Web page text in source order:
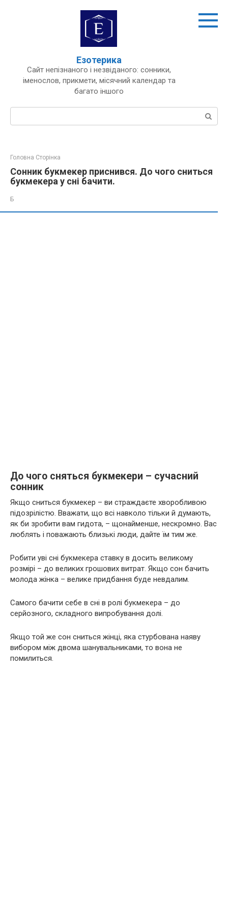
Езотерика
Сайт непізнаного і незвіданого: сонники,
іменослов, прикмети, місячний календар та
багато іншого
Пошук:
Головна Сторінка
Сонник букмекер приснився. До чого сниться
букмекера у сні бачити.
Б
До чого сняться букмекери – сучасний
сонник
Якщо сниться букмекер – ви страждаєте хворобливою
підозрілістю. Вважати, що всі навколо тільки й думають,
як би зробити вам гидота, – щонайменше, нескромно. Вас
люблять і поважають близькі люди, дайте їм тим же.
Робити уві сні букмекера ставку в досить великому
розмірі – до великих грошових витрат. Якщо сон бачить
молода жінка – велике придбання буде невдалим.
Самого бачити себе в сні в ролі букмекера – до
серйозного, складного випробування долі.
Якщо той же сон сниться жінці, яка стурбована наяву
вибором між двома шанувальниками, то вона не
помилиться.